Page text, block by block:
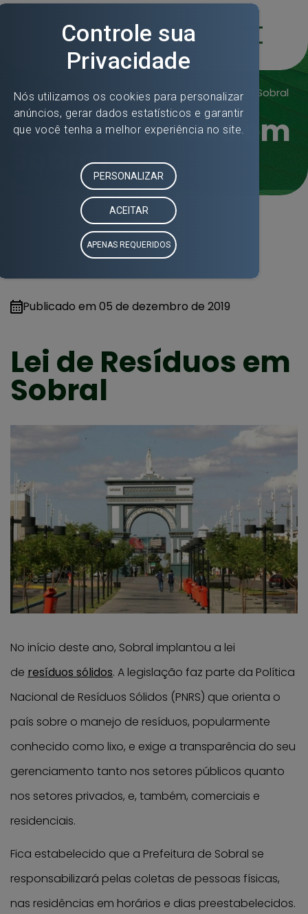
Home»Nossas Notícias» Lei de Resíduos em Sobral
Lei de Resíduos em
Sobral
Publicado em 05 de dezembro de 2019
Lei de Resíduos em
Sobral
No início deste ano, Sobral implantou a lei
de resíduos sólidos. A legislação faz parte da Política
Nacional de Resíduos Sólidos (PNRS) que orienta o
país sobre o manejo de resíduos, popularmente
conhecido como lixo, e exige a transparência do seu
gerenciamento tanto nos setores públicos quanto
nos setores privados, e, também, comerciais e
residenciais.
Fica estabelecido que a Prefeitura de Sobral se
responsabilizará pelas coletas de pessoas físicas,
nas residências em horários e dias preestabelecidos.